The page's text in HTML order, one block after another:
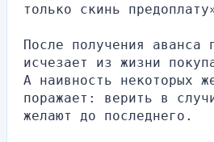
только скинь
После получения аванса
исчезает из жизни
А наивность некоторых
поражает: верить в
желают до последнего.